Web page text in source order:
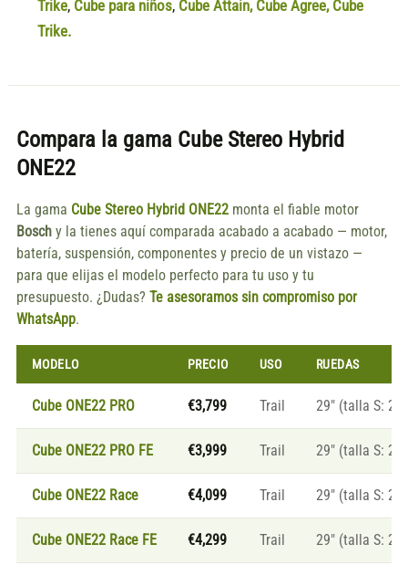
Trike, Cube para niños, Cube Attain, Cube Agree, Cube
Trike.
Compara la gama Cube Stereo Hybrid
ONE22
La gama Cube Stereo Hybrid ONE22monta el fiable motor
Boschy la tienes aquí comparada acabado a acabado — motor,
batería, suspensión, componentes y precio de un vistazo —
para que elijas el modelo perfecto para tu uso y tu
presupuesto. ¿Dudas? Te asesoramos sin compromiso por
WhatsApp.
MODELO PRECIO USO RUEDAS
Cube ONE22 PRO €3,799 Trail 29″ (talla S:
Cube ONE22 PRO FE €3,999 Trail 29″ (talla S:
Cube ONE22 Race €4,099 Trail 29″ (talla S:
Cube ONE22 Race FE €4,299 Trail 29″ (talla S: